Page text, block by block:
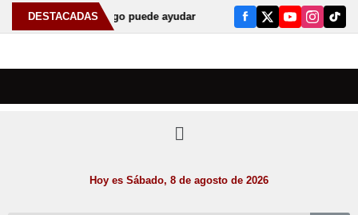
DESTACADAS
al odontólogo puede ayudar a detectar el bruxismo ⚠️
Hoy es Sábado, 8 de agosto de 2026